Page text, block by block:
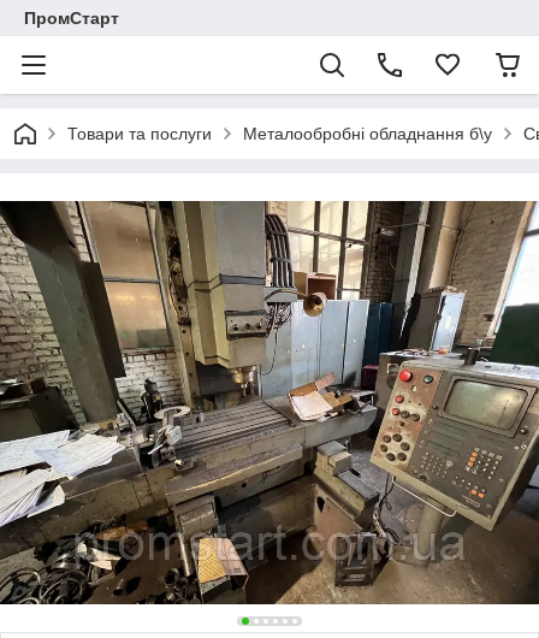
ПромСтарт
Товари та послуги Металообробні обладнання б\у